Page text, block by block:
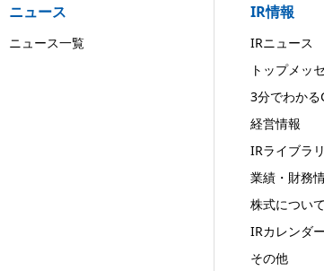
ニュース
ニュース一覧
IR情報
IRニュース
トップメッ
3分でわかる
経営情報
IRライブラリ
業績・財務
株式について
IRカレンダー
その他